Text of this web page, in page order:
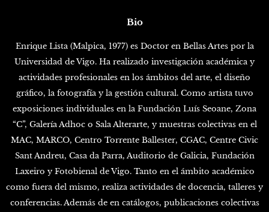
Bio
Enrique Lista (Malpica, 1977) es Doctor en Bellas Artes por la
Universidad de Vigo. Ha realizado investigación académica y
actividades profesionales en los ámbitos del arte, el diseño
gráfico, la fotografía y la gestión cultural. Como artista tuvo
exposiciones individuales en la Fundación Luís Seoane, Zona
“C”, Galería Adhoc o Sala Alterarte, y muestras colectivas en el
MAC, MARCO, Centro Torrente Ballester, CGAC, Centre Civic
Sant Andreu, Casa da Parra, Auditorio de Galicia, Fundación
Laxeiro y Fotobienal de Vigo. Tanto en el ámbito académico
como fuera del mismo, realiza actividades de docencia, talleres y
conferencias. Además de en catálogos, publicaciones colectivas